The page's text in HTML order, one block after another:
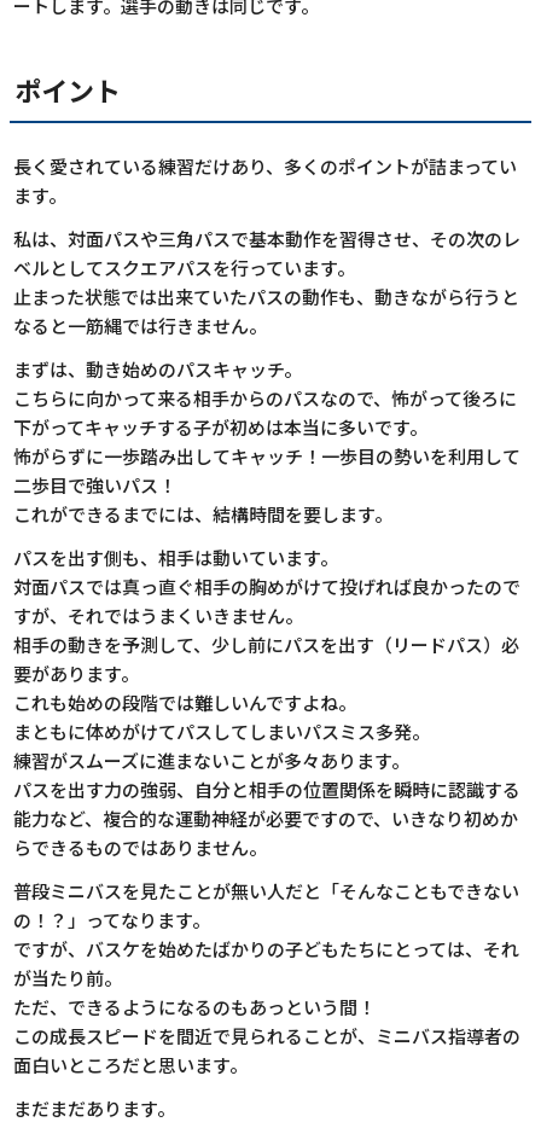
ポイント
長く愛されている練習だけあり、多くのポイントが詰まってい
ます。
私は、対面パスや三角パスで基本動作を習得させ、その次のレ
ベルとしてスクエアパスを行っています。
止まった状態では出来ていたパスの動作も、動きながら行うと
なると一筋縄では行きません。
まずは、動き始めのパスキャッチ。
こちらに向かって来る相手からのパスなので、怖がって後ろに
下がってキャッチする子が初めは本当に多いです。
怖がらずに一歩踏み出してキャッチ！一歩目の勢いを利用して
二歩目で強いパス！
これができるまでには、結構時間を要します。
パスを出す側も、相手は動いています。
対面パスでは真っ直ぐ相手の胸めがけて投げれば良かったので
すが、それではうまくいきません。
相手の動きを予測して、少し前にパスを出す（リードパス）必
要があります。
これも始めの段階では難しいんですよね。
まともに体めがけてパスしてしまいパスミス多発。
練習がスムーズに進まないことが多々あります。
パスを出す力の強弱、自分と相手の位置関係を瞬時に認識する
能力など、複合的な運動神経が必要ですので、いきなり初めか
らできるものではありません。
普段ミニバスを見たことが無い人だと「そんなこともできない
の！？」ってなります。
ですが、バスケを始めたばかりの子どもたちにとっては、それ
が当たり前。
ただ、できるようになるのもあっという間！
この成長スピードを間近で見られることが、ミニバス指導者の
面白いところだと思います。
まだまだあります。